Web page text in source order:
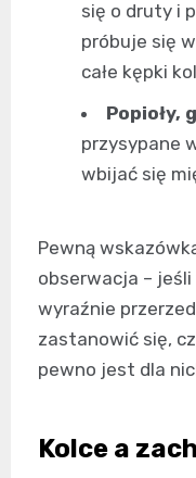
się o druty i
próbuje się
całe kępki
Popioły,
przysypane
wbijać się
Pewną
obserwacja –
wyraźnie
zastanowić się,
pewno jest dla
Kolce a